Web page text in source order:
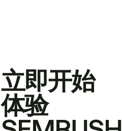
立即开始
体验